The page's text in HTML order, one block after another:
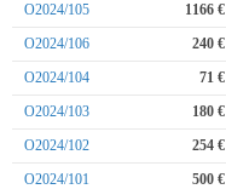
O2024/105
1166 €
O2024/106
240 €
O2024/104
71 €
O2024/103
180 €
O2024/102
254 €
O2024/101
500 €